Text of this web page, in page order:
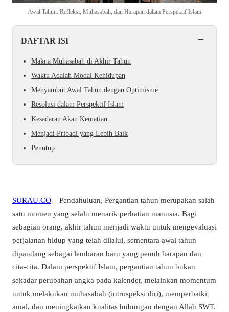
Awal Tahun: Refleksi, Muhasabah, dan Harapan dalam Perspektif Islam
DAFTAR ISI −
Makna Muhasabah di Akhir Tahun
Waktu Adalah Modal Kehidupan
Menyambut Awal Tahun dengan Optimisme
Resolusi dalam Perspektif Islam
Kesadaran Akan Kematian
Menjadi Pribadi yang Lebih Baik
Penutup
SURAU.CO – Pendahuluan, Pergantian tahun merupakan salah
satu momen yang selalu menarik perhatian manusia. Bagi
sebagian orang, akhir tahun menjadi waktu untuk mengevaluasi
perjalanan hidup yang telah dilalui, sementara awal tahun
dipandang sebagai lembaran baru yang penuh harapan dan
cita-cita. Dalam perspektif Islam, pergantian tahun bukan
sekadar perubahan angka pada kalender, melainkan momentum
untuk melakukan muhasabah (introspeksi diri), memperbaiki
amal, dan meningkatkan kualitas hubungan dengan Allah SWT.